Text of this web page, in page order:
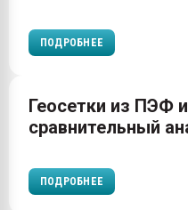
ПОДРОБНЕЕ
Геосетки из ПЭФ
сравнительный
ПОДРОБНЕЕ